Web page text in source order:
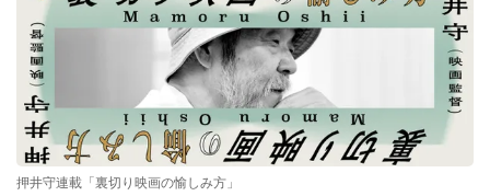
押井守連載「裏切り映画の愉しみ方」